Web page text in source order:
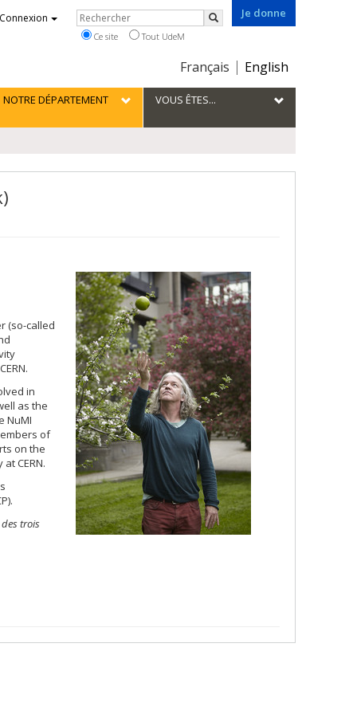
Je donne
Choix
la
langue
Français English
Connexion Rechercher
Rechercher
Ce site Tout UdeM
NOTRE DÉPARTEMENT VOUS ÊTES...
(so-called
in
as the
NuMI
of
on the
CERN.
trois